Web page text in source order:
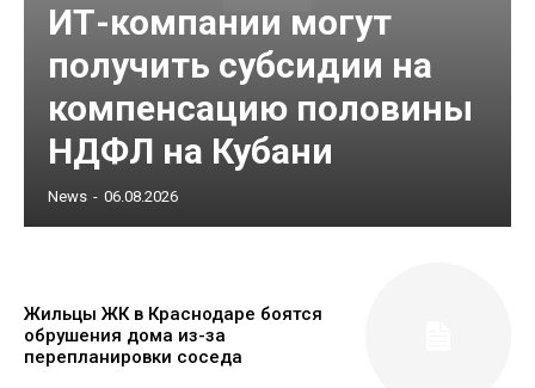
ИТ-компании могут
получить субсидии на
компенсацию половины
НДФЛ на Кубани
News - 06.08.2026
Жильцы ЖК в Краснодаре боятся
обрушения дома из-за
перепланировки соседа